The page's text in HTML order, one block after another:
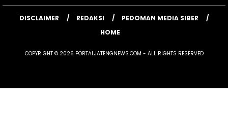
DISCLAIMER REDAKSI
PEDOMAN MEDIA SIBER
HOME
COPYRIGHT © 2026 PORTALJATENGNEWS.COM - ALL RIGHTS RESERVED